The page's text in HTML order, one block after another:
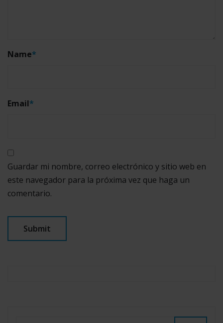
Name*
Email*
Guardar mi nombre, correo electrónico y sitio web en
este navegador para la próxima vez que haga un
comentario.